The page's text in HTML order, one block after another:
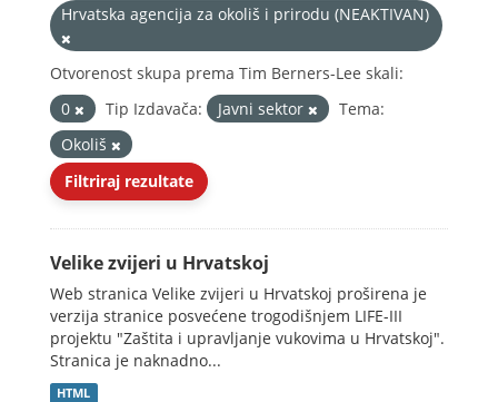
Hrvatska agencija za okoliš i prirodu (NEAKTIVAN)
Otvorenost skupa prema Tim Berners-Lee skali:
0
Tip Izdavača: Javni sektor
Tema:
Okoliš
Filtriraj rezultate
Velike zvijeri u Hrvatskoj
Web stranica Velike zvijeri u Hrvatskoj proširena je
verzija stranice posvećene trogodišnjem LIFE-III
projektu "Zaštita i upravljanje vukovima u Hrvatskoj".
Stranica je naknadno...
HTML